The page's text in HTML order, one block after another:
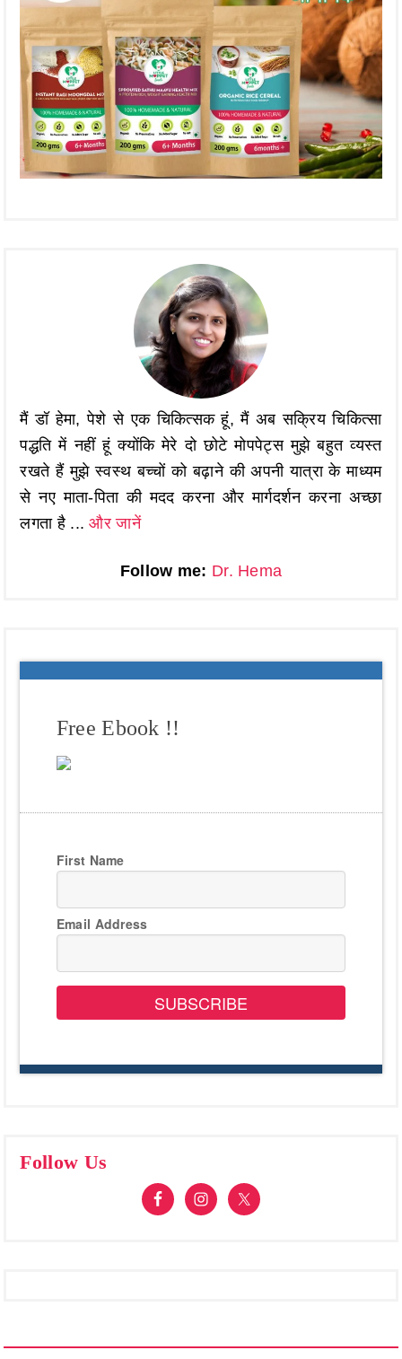
मैं डॉ हेमा, पेशे से एक चिकित्सक हूं, मैं अब सक्रिय चिकित्सा
पद्धति में नहीं हूं क्योंकि मेरे दो छोटे मोपपेट्स मुझे बहुत व्यस्त
रखते हैं मुझे स्वस्थ बच्चों को बढ़ाने की अपनी यात्रा के माध्यम
से नए माता-पिता की मदद करना और मार्गदर्शन करना अच्छा
लगता है ...और जानें
Follow me: Dr. Hema
Free Ebook !!
First Name
Email Address
SUBSCRIBE
Follow Us